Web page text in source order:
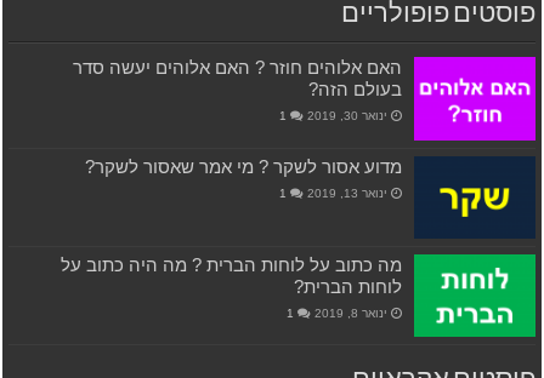
פוסטים פופולריים
האם אלוהים חוזר ? האם אלוהים יעשה סדר
בעולם הזה?
ינואר 30, 2019 1
מדוע אסור לשקר ? מי אמר שאסור לשקר?
ינואר 13, 2019 1
מה כתוב על לוחות הברית ? מה היה כתוב על
לוחות הברית?
ינואר 8, 2019 1